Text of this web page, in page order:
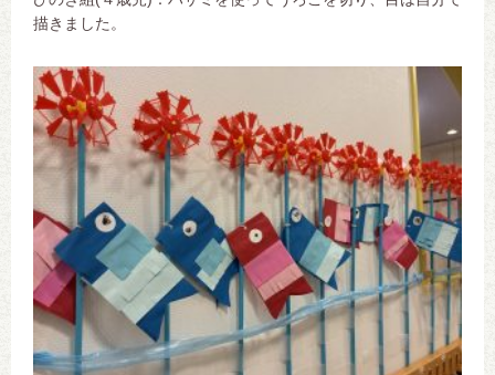
描きました。